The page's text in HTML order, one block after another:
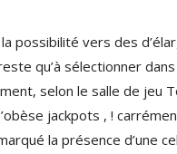
possibilité vers des
qu’à sélectionner dans
selon le salle de jeu
jackpots , !
la présence d’une